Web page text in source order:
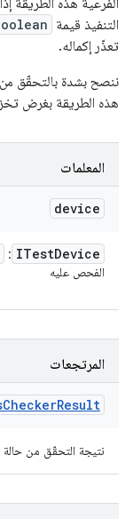
الفرعية هذه الطريقة
التنفيذ قيمة
تعذّر إكماله.
ننصح بشدة بالتحقّق من
هذه الطريقة بغرض
المعلمات
device
ITestDevice
:
الفحص عليه
المرتجعات
CheckerResult
نتيجة التحقّق من حالة